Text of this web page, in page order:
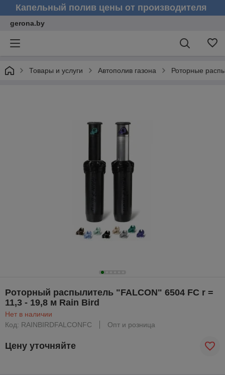
Капельный полив цены от производителя
gerona.by
Товары и услуги Автополив газона Роторные
Роторный распылитель "FALCON" 6504 FC r =
11,3 - 19,8 м Rain Bird
Нет в наличии
Код: RAINBIRDFALCONFC
Опт и розница
Цену уточняйте